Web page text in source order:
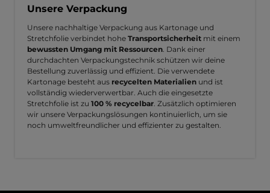
Unsere Verpackung
Unsere nachhaltige Verpackung aus Kartonage und
Stretchfolie verbindet hohe Transportsicherheit mit einem
bewussten Umgang mit Ressourcen . Dank einer
durchdachten Verpackungstechnik schützen wir deine
Bestellung zuverlässig und effizient. Die verwendete
Kartonage besteht aus recycelten Materialien und ist
vollständig wiederverwertbar. Auch die eingesetzte
Stretchfolie ist zu 100 % recycelbar . Zusätzlich optimieren
wir unsere Verpackungslösungen kontinuierlich, um sie
noch umweltfreundlicher und effizienter zu gestalten.